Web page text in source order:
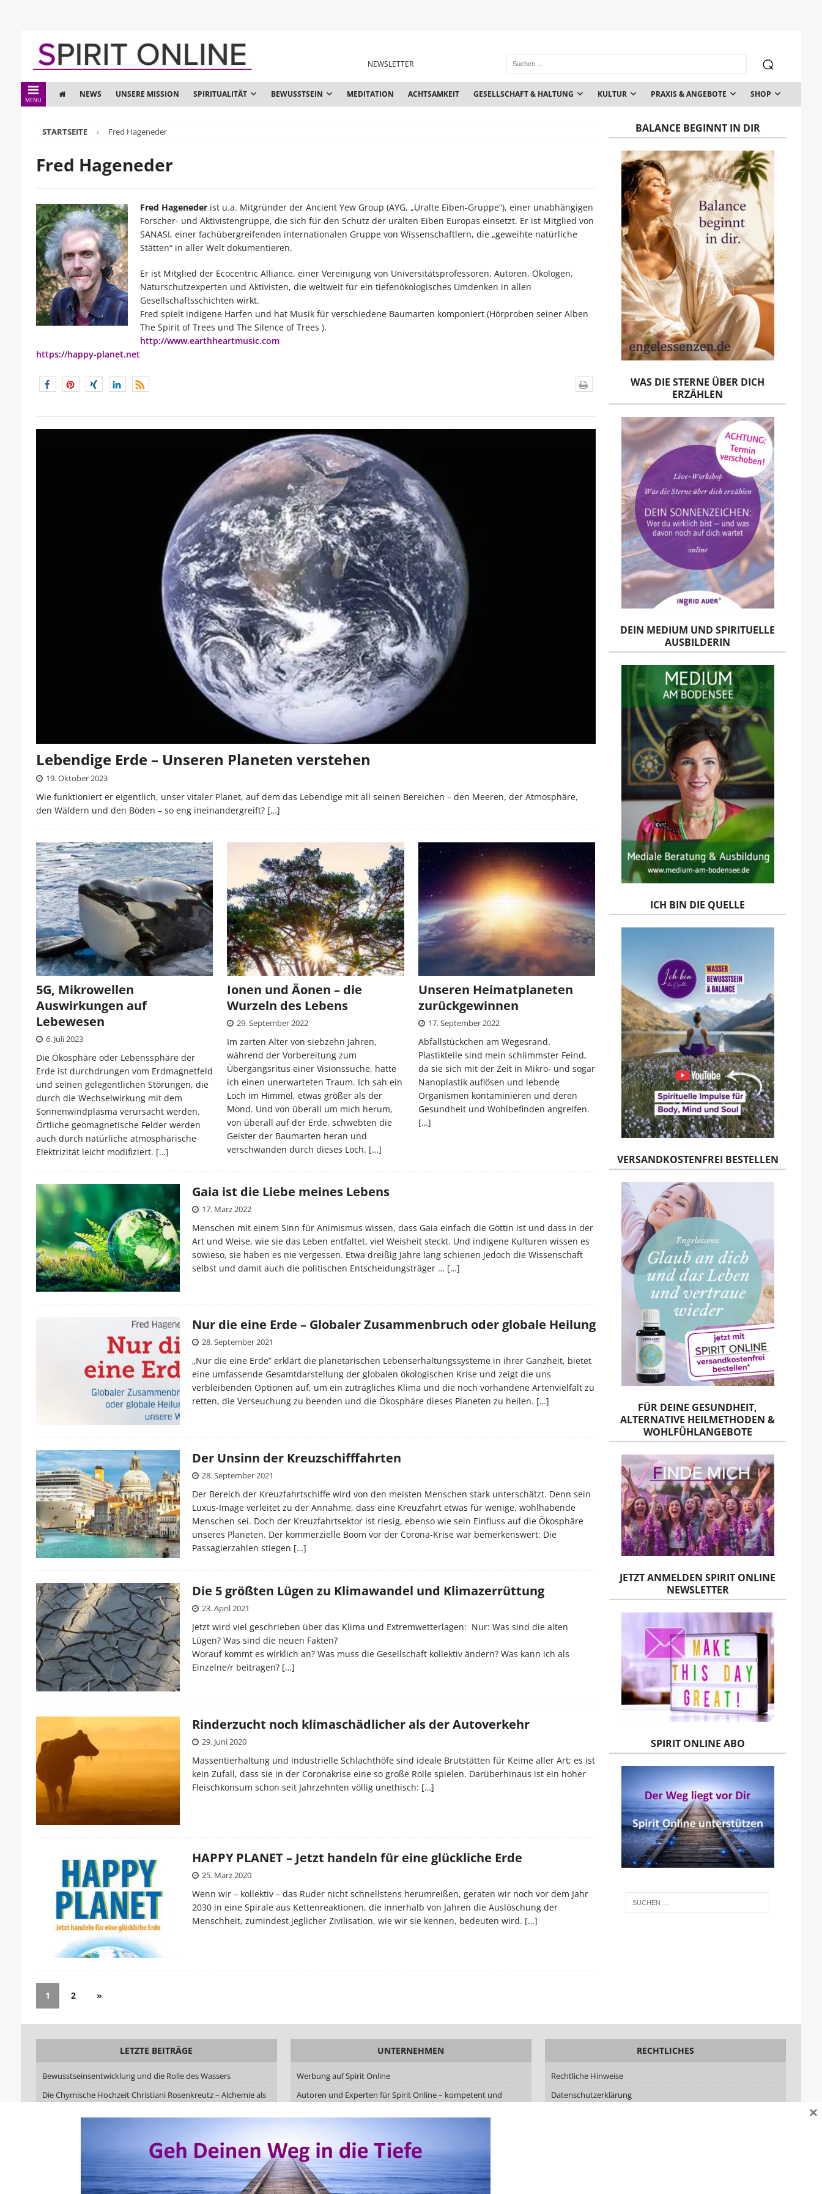
NEWSLETTER
MENÜ
NEWS UNSERE MISSION SPIRITUALITÄT BEWUSSTSEIN MEDITATION ACHTSAMKEIT GESELLSCHAFT & HALTUNG KULTUR PRAXIS & ANGEBOTE SHOP
STARTSEITE Fred Hageneder
Fred Hageneder
Fred Hagenederist u.a. Mitgründer der Ancient Yew Group (AYG, „Uralte Eiben-Gruppe“), einer unabhängigen
Forscher- und Aktivistengruppe, die sich für den Schutz der uralten Eiben Europas einsetzt. Er ist Mitglied von
SANASI, einer fachübergreifenden internationalen Gruppe von Wissenschaftlern, die „geweihte natürliche
Stätten“ in aller Welt dokumentieren.
Er ist Mitglied der Ecocentric Alliance, einer Vereinigung von Universitätsprofessoren, Autoren, Ökologen,
Naturschutzexperten und Aktivisten, die weltweit für ein tiefenökologisches Umdenken in allen
Gesellschaftsschichten wirkt.
Fred spielt indigene Harfen und hat Musik für verschiedene Baumarten komponiert (Hörproben seiner Alben
The Spirit of Trees und The Silence of Trees ).
http://www.earthheartmusic.com
https://happy-planet.net
Lebendige Erde – Unseren Planeten verstehen
19. Oktober 2023
Wie funktioniert er eigentlich, unser vitaler Planet, auf dem das Lebendige mit all seinen Bereichen – den Meeren, der Atmosphäre,
den Wäldern und den Böden – so eng ineinandergreift? […]
5G, Mikrowellen
Auswirkungen auf
Lebewesen
6. Juli 2023
Die Ökosphäre oder Lebenssphäre der
Erde ist durchdrungen vom Erdmagnetfeld
und seinen gelegentlichen Störungen, die
durch die Wechselwirkung mit dem
Sonnenwindplasma verursacht werden.
Örtliche geomagnetische Felder werden
auch durch natürliche atmosphärische
Elektrizität leicht modifiziert. […]
Ionen und Äonen – die
Wurzeln des Lebens
29. September 2022
Im zarten Alter von siebzehn Jahren,
während der Vorbereitung zum
Übergangsritus einer Visionssuche, hatte
ich einen unerwarteten Traum. Ich sah ein
Loch im Himmel, etwas größer als der
Mond. Und von überall um mich herum,
von überall auf der Erde, schwebten die
Geister der Baumarten heran und
verschwanden durch dieses Loch. […]
Unseren Heimatplaneten
zurückgewinnen
17. September 2022
Abfallstückchen am Wegesrand.
Plastikteile sind mein schlimmster Feind,
da sie sich mit der Zeit in Mikro- und sogar
Nanoplastik auflösen und lebende
Organismen kontaminieren und deren
Gesundheit und Wohlbefinden angreifen.
[…]
Gaia ist die Liebe meines Lebens
17. März 2022
Menschen mit einem Sinn für Animismus wissen, dass Gaia einfach die Göttin ist und dass in der
Art und Weise, wie sie das Leben entfaltet, viel Weisheit steckt. Und indigene Kulturen wissen es
sowieso, sie haben es nie vergessen. Etwa dreißig Jahre lang schienen jedoch die Wissenschaft
selbst und damit auch die politischen Entscheidungsträger … […]
Nur die eine Erde – Globaler Zusammenbruch oder globale Heilung
28. September 2021
„Nur die eine Erde” erklärt die planetarischen Lebenserhaltungssysteme in ihrer Ganzheit, bietet
eine umfassende Gesamtdarstellung der globalen ökologischen Krise und zeigt die uns
verbleibenden Optionen auf, um ein zuträgliches Klima und die noch vorhandene Artenvielfalt zu
retten, die Verseuchung zu beenden und die Ökosphäre dieses Planeten zu heilen. […]
Der Unsinn der Kreuzschifffahrten
28. September 2021
Der Bereich der Kreuzfahrtschiffe wird von den meisten Menschen stark unterschätzt. Denn sein
Luxus-Image verleitet zu der Annahme, dass eine Kreuzfahrt etwas für wenige, wohlhabende
Menschen sei. Doch der Kreuzfahrtsektor ist riesig, ebenso wie sein Einfluss auf die Ökosphäre
unseres Planeten. Der kommerzielle Boom vor der Corona-Krise war bemerkenswert: Die
Passagierzahlen stiegen […]
Die 5 größten Lügen zu Klimawandel und Klimazerrüttung
23. April 2021
Jetzt wird viel geschrieben über das Klima und Extremwetterlagen: Nur: Was sind die alten
Lügen? Was sind die neuen Fakten?
Worauf kommt es wirklich an? Was muss die Gesellschaft kollektiv ändern? Was kann ich als
Einzelne/r beitragen? […]
Rinderzucht noch klimaschädlicher als der Autoverkehr
29. Juni 2020
Massentierhaltung und industrielle Schlachthöfe sind ideale Brutstätten für Keime aller Art; es ist
kein Zufall, dass sie in der Coronakrise eine so große Rolle spielen. Darüberhinaus ist ein hoher
Fleischkonsum schon seit Jahrzehnten völlig unethisch: […]
HAPPY PLANET – Jetzt handeln für eine glückliche Erde
25. März 2020
Wenn wir – kollektiv – das Ruder nicht schnellstens herumreißen, geraten wir noch vor dem Jahr
2030 in eine Spirale aus Kettenreaktionen, die innerhalb von Jahren die Auslöschung der
Menschheit, zumindest jeglicher Zivilisation, wie wir sie kennen, bedeuten wird. […]
1 2 »
BALANCE BEGINNT IN DIR
WAS DIE STERNE ÜBER DICH
ERZÄHLEN
DEIN MEDIUM UND SPIRITUELLE
AUSBILDERIN
ICH BIN DIE QUELLE
VERSANDKOSTENFREI BESTELLEN
FÜR DEINE GESUNDHEIT,
ALTERNATIVE HEILMETHODEN &
WOHLFÜHLANGEBOTE
JETZT ANMELDEN SPIRIT ONLINE
NEWSLETTER
SPIRIT ONLINE ABO
LETZTE BEITRÄGE
Bewusstseinsentwicklung und die Rolle des Wassers
Die Chymische Hochzeit Christiani Rosenkreutz – Alchemie als
Kreativer Flow: Wie Ekstase, Leichtigkeit und schöpferische
Kraft zusammenwirken
Hat Deine Seele dieses Leben gewählt? Eine gewagte spirituelle
UNTERNEHMEN
Werbung auf Spirit Online
Autoren und Experten für Spirit Online – kompetent und
Redaktionskodex von Spirit Online
Über uns
RECHTLICHES
Rechtliche Hinweise
Datenschutzerklärung
×